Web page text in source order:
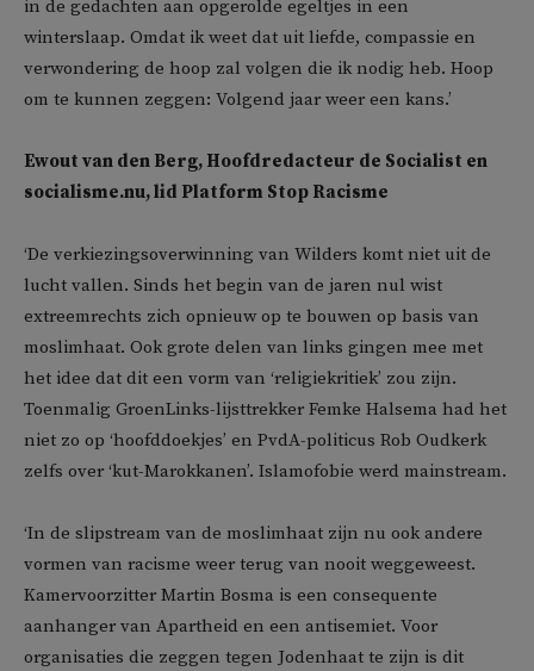
in de gedachten aan opgerolde egeltjes in een
winterslaap. Omdat ik weet dat uit liefde, compassie en
verwondering de hoop zal volgen die ik nodig heb. Hoop
om te kunnen zeggen: Volgend jaar weer een kans.’
Ewout van den Berg, Hoofdredacteur de Socialist en
socialisme.nu, lid Platform Stop Racisme
‘De verkiezingsoverwinning van Wilders komt niet uit de
lucht vallen. Sinds het begin van de jaren nul wist
extreemrechts zich opnieuw op te bouwen op basis van
moslimhaat. Ook grote delen van links gingen mee met
het idee dat dit een vorm van ‘religiekritiek’ zou zijn.
Toenmalig GroenLinks-lijsttrekker Femke Halsema had het
niet zo op ‘hoofddoekjes’ en PvdA-politicus Rob Oudkerk
zelfs over ‘kut-Marokkanen’. Islamofobie werd mainstream.
‘In de slipstream van de moslimhaat zijn nu ook andere
vormen van racisme weer terug van nooit weggeweest.
Kamervoorzitter Martin Bosma is een consequente
aanhanger van Apartheid en een antisemiet. Voor
organisaties die zeggen tegen Jodenhaat te zijn is dit